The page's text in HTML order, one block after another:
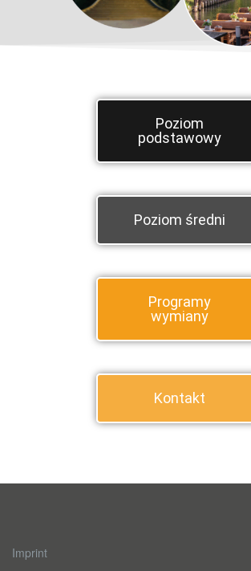
Poziom
podstawowy
Poziom średni
Programy
wymiany
Kontakt
Imprint